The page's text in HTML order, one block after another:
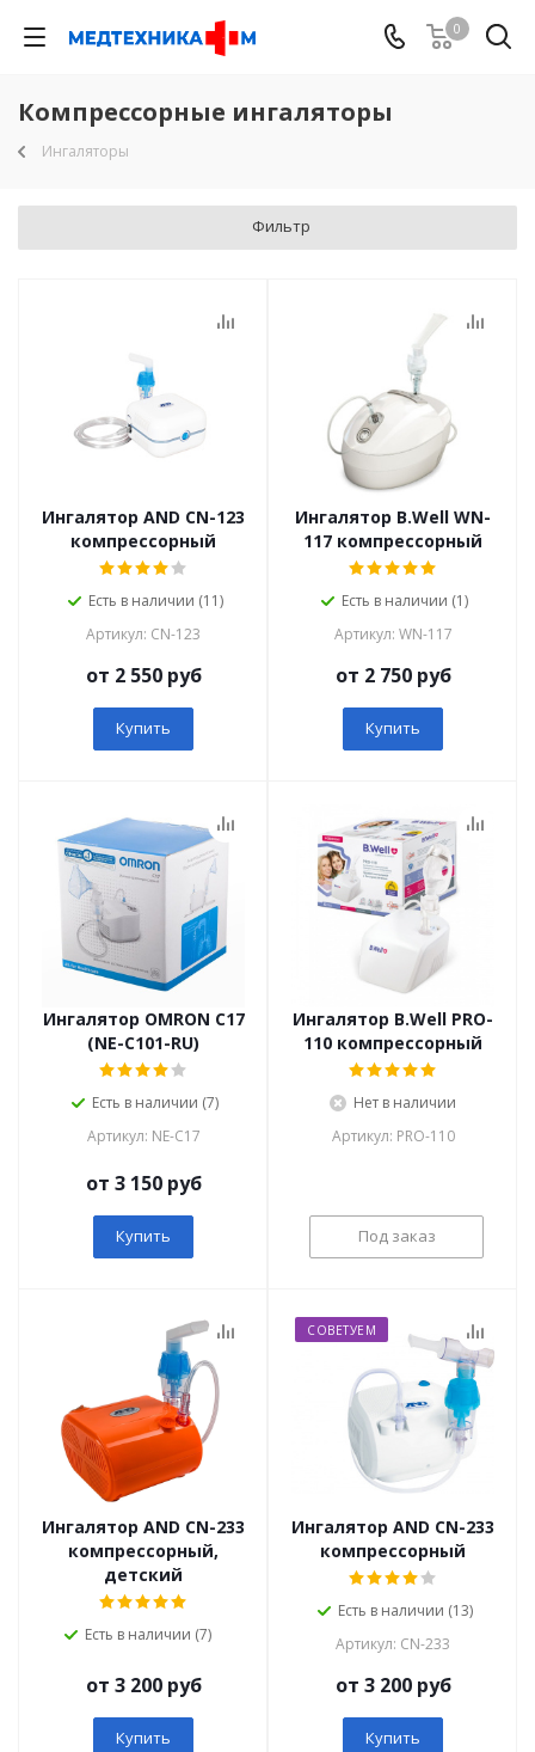
0
Компрессорные ингаляторы
Ингаляторы
Фильтр
Ингалятор AND СN-123
компрессорный
Есть в наличии (11)
Артикул: СN-123
от 2 550 руб
Купить
Ингалятор B.Well WN-
117 компрессорный
Есть в наличии (1)
Артикул: WN-117
от 2 750 руб
Купить
Ингалятор OMRON C17
(NE-C101-RU)
Есть в наличии (7)
Артикул: NE-C17
от 3 150 руб
Купить
Ингалятор B.Well PRO-
110 компрессорный
Нет в наличии
Артикул: PRO-110
Под заказ
Ингалятор AND СN-233
компрессорный,
детский
Есть в наличии (7)
от 3 200 руб
Купить
СОВЕТУЕМ
Ингалятор AND СN-233
компрессорный
Есть в наличии (13)
Артикул: СN-233
от 3 200 руб
Купить